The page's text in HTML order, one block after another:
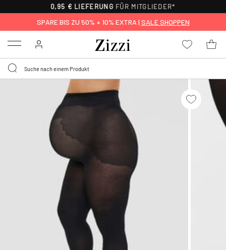
0,95 € LIEFERUNG FÜR MITGLIEDER*
SPARE BIS ZU 50% + 10% EXTRA | SALE SHOPPEN
Menu